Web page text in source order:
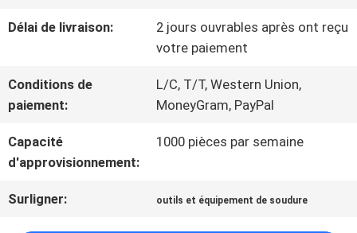
CITATION
PLAN
DU
SITE
Délai de livraison:
2 jours ouvrables après ont reçu
votre paiement
Conditions de
paiement:
L/C, T/T, Western Union,
MoneyGram, PayPal
Capacité
d'approvisionnement:
1000 pièces par semaine
Surligner: outils et équipement de soudure